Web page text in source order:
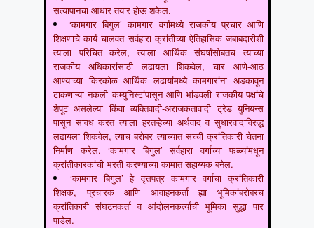
सत्यापानचा आधार तयार होऊ शकेल.
‘कामगार बिगुल’ कामगार वर्गामध्ये राजकीय प्रचार आणि
शिक्षणाचे कार्य चालवत सर्वहारा क्रांतीच्या ऐतिहासिक जबाबदारीशी
त्याला परिचित करेल, त्याला आर्थिक संघर्षांसोबतच त्याच्या
राजकीय अधिकारांसाठी लढायला शिकवेल, चार आणे-आठ
आण्याच्या किरकोळ आर्थिक लढायांमध्ये कामगारांना अडकावून
टाकणाऱ्या नकली कम्युनिस्टांपासून आणि भांडवली राजकीय पक्षांचे
शेपूट असलेल्या किंवा व्यक्तिवादी-अराजकतावादी ट्रेड युनियन्स
पासून सावध करत त्याला हरतऱ्हेच्या अर्थवाद व सुधारवादाविरुद्ध
लढायला शिकवेल, त्याच बरोबर त्याच्यात सच्ची क्रांतिकारी चेतना
निर्माण करेल. ‘कामगार बिगुल’ सर्वहारा वर्गाच्या फळ्यांमधून
क्रांतीकारकांची भरती करण्याच्या कामात सहाय्यक बनेल.
‘कामगार बिगुल’ हे वृत्तपत्र कामगार वर्गाचा क्रांतिकारी
शिक्षक, प्रचारक आणि आवाहनकर्ता ह्या भूमिकांबरोबरच
क्रांतिकारी संघटनकर्ता व आंदोलनकर्त्याची भूमिका सुद्धा पार
पाडेल.